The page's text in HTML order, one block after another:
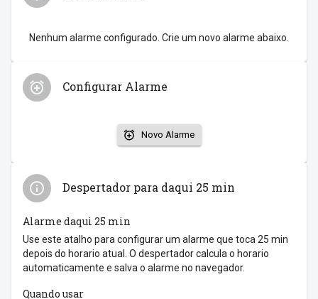
Nenhum alarme configurado. Crie um novo alarme abaixo.
Configurar Alarme
Novo Alarme
Despertador para daqui 25 min
Alarme daqui 25 min
Use este atalho para configurar um alarme que toca 25 min
depois do horario atual. O despertador calcula o horario
automaticamente e salva o alarme no navegador.
Quando usar